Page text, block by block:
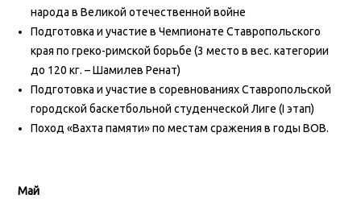
народа в Великой отечественной войне
Подготовка и участие в Чемпионате Ставропольского
края по греко-римской борьбе (3 место в вес. категории
до 120 кг. – Шамилев Ренат)
Подготовка и участие в соревнованиях Ставропольской
городской баскетбольной студенческой Лиге (I этап)
Поход «Вахта памяти» по местам сражения в годы ВОВ.
Май